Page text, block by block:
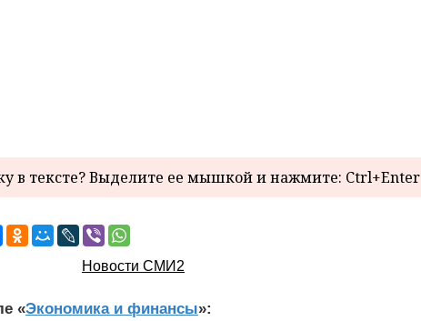
в тексте? Выделите ее мышкой и нажмите: Ctrl+Enter
Новости СМИ2
«Экономика и финансы»: